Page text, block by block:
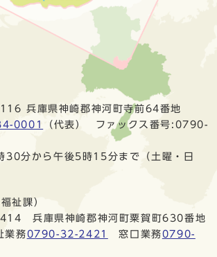
兵庫県神崎郡神河町寺前64番地
0001
（代表） ファックス番号:0790-
30分から午後5時15分まで（土曜・日
祉課）
兵庫県神崎郡神河町粟賀町630番地
業務0790-32-2421 窓口業務0790-